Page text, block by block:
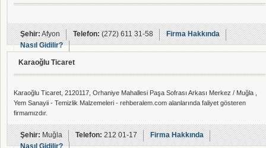
Şehir:Afyon Telefon:(272) 611 31-58
Firma Hakkında
Nasıl Gidilir?
Karaoğlu Ticaret
Karaoğlu Ticaret, 2120117, Orhaniye Mahallesi Paşa Sofrası Arkası Merkez / Muğla ,
Yem Sanayii - Temizlik Malzemeleri - rehberalem.com alanlarında faliyet gösteren
firmamızdır.
Şehir:Muğla Telefon:212 01-17
Firma Hakkında
Nasıl Gidilir?